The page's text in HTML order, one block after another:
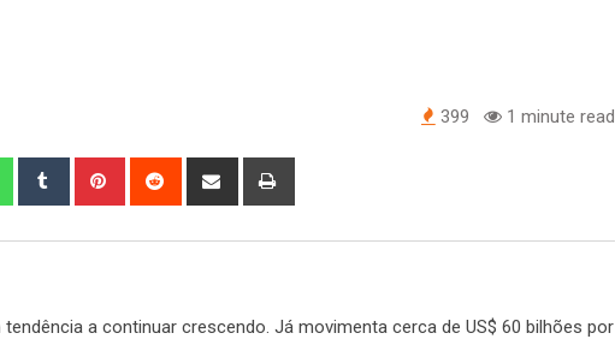
399 1 minute read
WhatsappTumblr Pinterest Reddit
Share
a continuar crescendo. Já movimenta cerca de US$ 60 bilhões por